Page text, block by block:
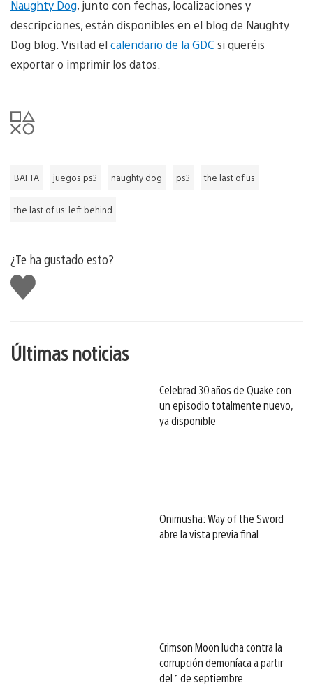
Naughty Dog, junto con fechas, localizaciones y
descripciones, están disponibles en el blog de Naughty
Dog blog. Visitad el calendario de la GDC si queréis
exportar o imprimir los datos.
BAFTA juegos ps3 naughty dog ps3 the last of us
the last of us: left behind
¿Te ha gustado esto?
Me
gusta
Últimas noticias
Celebrad 30 años de Quake con
un episodio totalmente nuevo,
ya disponible
Onimusha: Way of the Sword
abre la vista previa final
Crimson Moon lucha contra la
corrupción demoníaca a partir
del 1 de septiembre